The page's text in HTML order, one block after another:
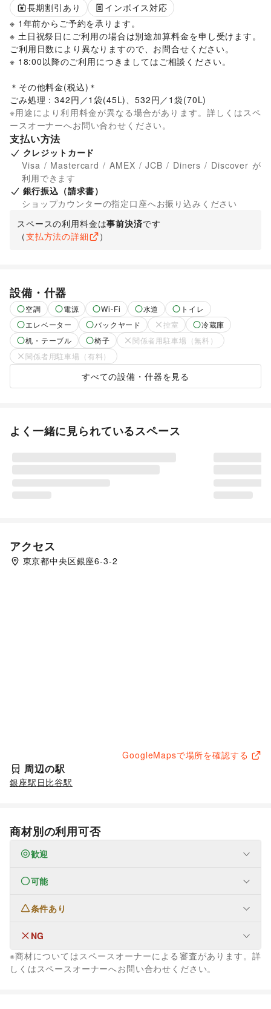
長期割引あり
インボイス対応
※ 1年前からご予約を承ります。
※ 土日祝祭日にご利用の場合は別途加算料金を申し受けます。
ご利用日数により異なりますので、お問合せください。
※ 18:00以降のご利用につきましてはご相談ください。
＊その他料金(税込)＊
ごみ処理：342円／1袋(45L)、532円／1袋(70L)
※用途により利用料金が異なる場合があります。詳しくはスペ
ースオーナーへお問い合わせください。
支払い方法
クレジットカード
Visa / Mastercard / AMEX / JCB / Diners / Discover が
利用できます
銀行振込（請求書）
ショップカウンターの指定口座へお振り込みください
スペースの利用料金は事前決済です
（支払方法の詳細 ）
設備・什器
空調 電源 Wi-Fi 水道
トイレ
エレベーター
バックヤード 控室
冷蔵庫
机・テーブル
椅子
関係者用駐車場（無料）
関係者用駐車場（有料）
すべての設備・什器を見る
よく一緒に見られているスペース
アクセス
東京都中央区銀座6-3-2
GoogleMapsで場所を確認する
周辺の駅
銀座駅 日比谷駅
商材別の利用可否
歓迎
ファッション
ユニセックス
/ジュエリー・アクセサリー 腕時計/
その他ファッション
インテリア・生活雑貨
可能
フード・飲食
軽食・ホットスナック
物産展・マルシェ/キッチンカー・移動販売/
野菜・果物・生鮮食品/その他フード・飲食
条件あり
なしNG
なし
※商材についてはスペースオーナーによる審査があります。詳
しくはスペースオーナーへお問い合わせください。